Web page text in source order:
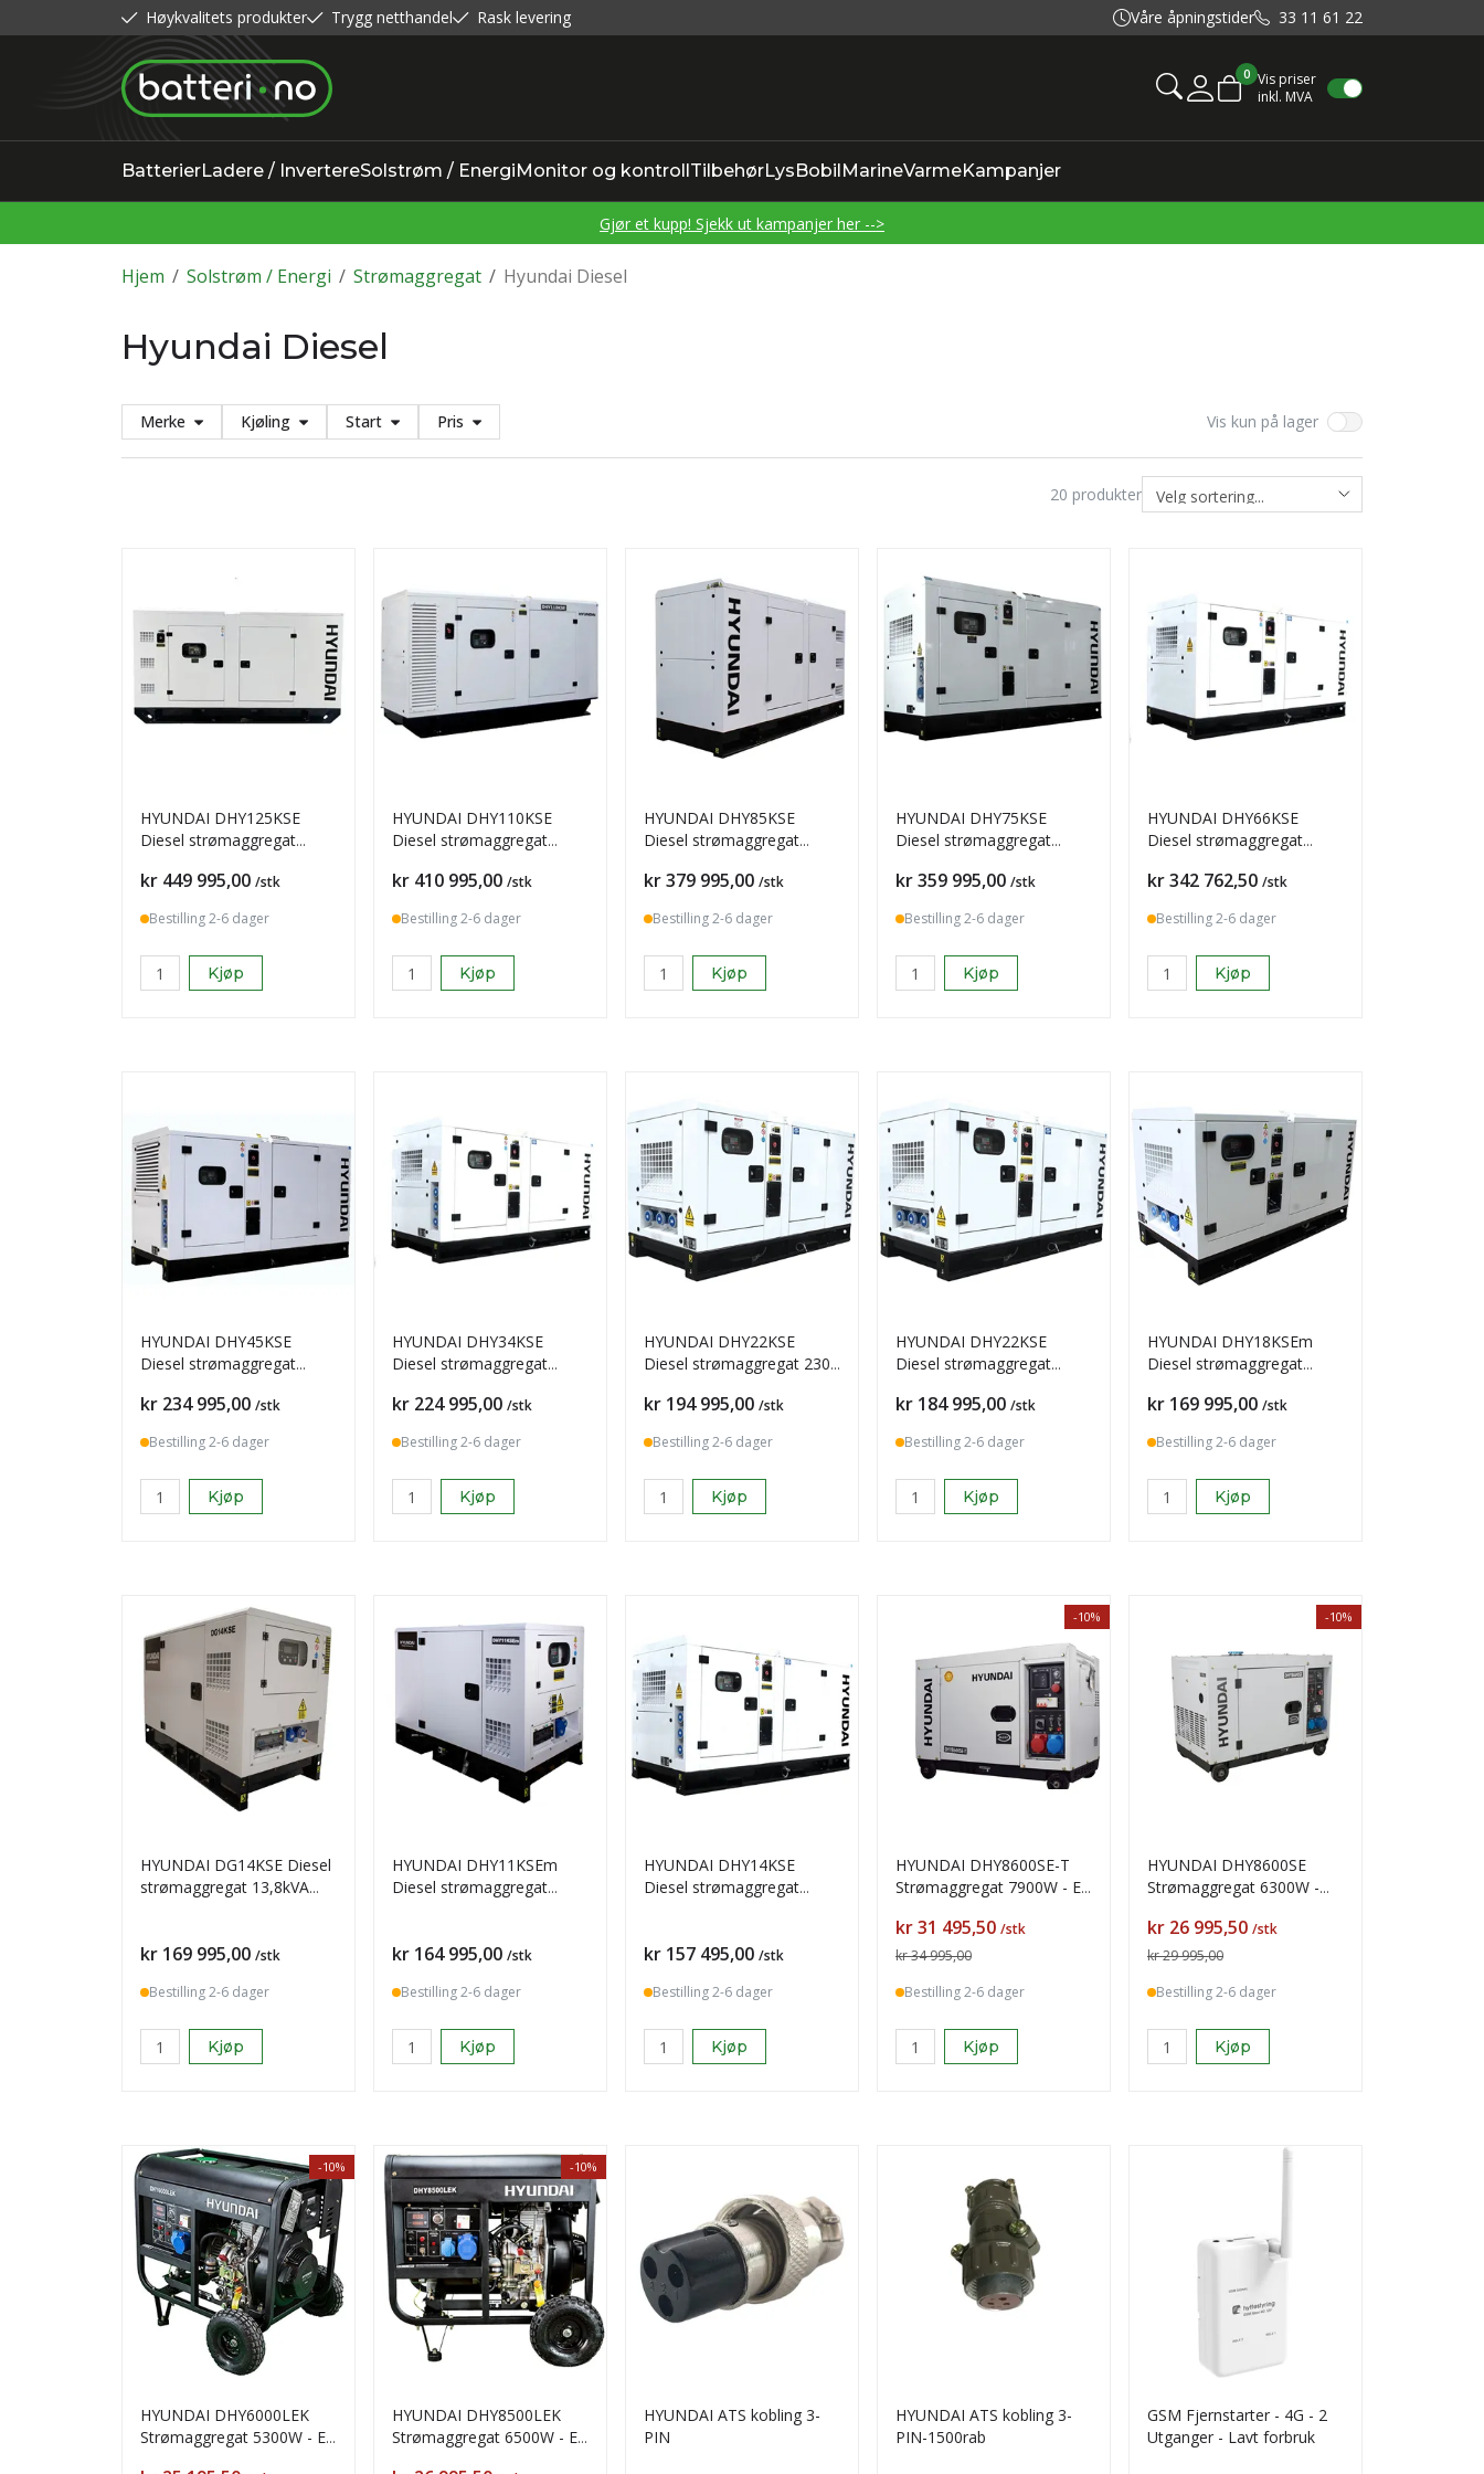
Høykvalitets produkter Trygg netthandel Rask levering Våre åpningstider 33 11 61 22
Mine sider
0 Vis priser
inkl. MVA
BatterierLadere / InvertereSolstrøm / EnergiMonitor og kontrollTilbehørLysBobilMarineVarmeKampanjer
Gjør et kupp! Sjekk ut kampanjer her -->
/
Hjem /
Solstrøm / Energi /
Strømaggregat Hyundai Diesel
Hyundai Diesel
Merke Kjøling Start Pris Vis kun på lager
20 produkter
HYUNDAI DHY125KSE
Diesel strømaggregat
Pris
kr 449 995,00 /stk
Bestilling 2-6 dager
Kjøp
HYUNDAI DHY110KSE
Diesel strømaggregat
Pris
kr 410 995,00 /stk
Bestilling 2-6 dager
Kjøp
HYUNDAI DHY85KSE
Diesel strømaggregat
Pris
kr 379 995,00 /stk
Bestilling 2-6 dager
Kjøp
HYUNDAI DHY75KSE
Diesel strømaggregat
Pris
kr 359 995,00 /stk
Bestilling 2-6 dager
Kjøp
HYUNDAI DHY66KSE
Diesel strømaggregat
Pris
kr 342 762,50 /stk
Bestilling 2-6 dager
Kjøp
HYUNDAI DHY45KSE
Diesel strømaggregat
Pris
kr 234 995,00 /stk
Bestilling 2-6 dager
Kjøp
HYUNDAI DHY34KSE
Diesel strømaggregat
Pris
kr 224 995,00 /stk
Bestilling 2-6 dager
Kjøp
HYUNDAI DHY22KSE
Diesel strømaggregat 230V
Pris
kr 194 995,00 /stk
Bestilling 2-6 dager
Kjøp
HYUNDAI DHY22KSE
Diesel strømaggregat
Pris
kr 184 995,00 /stk
Bestilling 2-6 dager
Kjøp
HYUNDAI DHY18KSEm
Diesel strømaggregat
Pris
kr 169 995,00 /stk
Bestilling 2-6 dager
Kjøp
HYUNDAI DG14KSE Diesel
strømaggregat 13,8kVA
Pris
kr 169 995,00 /stk
Bestilling 2-6 dager
Kjøp
HYUNDAI DHY11KSEm
Diesel strømaggregat
Pris
kr 164 995,00 /stk
Bestilling 2-6 dager
Kjøp
HYUNDAI DHY14KSE
Diesel strømaggregat
Pris
kr 157 495,00 /stk
Bestilling 2-6 dager
Kjøp
-10%
HYUNDAI DHY8600SE-T
Strømaggregat 7900W - El.
Pris
kr 31 495,50 /stk
kr 34 995,00
Bestilling 2-6 dager
Kjøp
-10%
HYUNDAI DHY8600SE
Strømaggregat 6300W -
Pris
kr 26 995,50 /stk
kr 29 995,00
Bestilling 2-6 dager
Kjøp
-10%
HYUNDAI DHY6000LEK
Strømaggregat 5300W - El.
-10%
HYUNDAI DHY8500LEK
Strømaggregat 6500W - El.
HYUNDAI ATS kobling 3-
PIN
HYUNDAI ATS kobling 3-
PIN-1500rab
GSM Fjernstarter - 4G - 2
Utganger - Lavt forbruk